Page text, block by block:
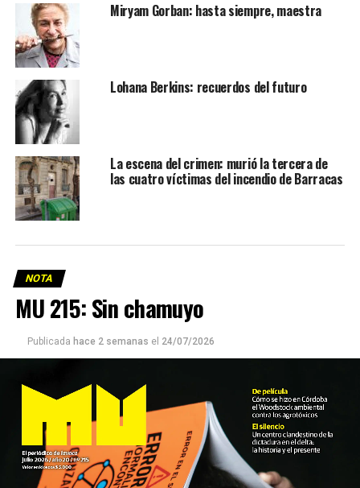
Miryam Gorban: hasta siempre, maestra
Lohana Berkins: recuerdos del futuro
La escena del crimen: murió la tercera de
las cuatro víctimas del incendio de Barracas
NOTA
MU 215: Sin chamuyo
Publicada hace 2 semanas el 24/07/2026